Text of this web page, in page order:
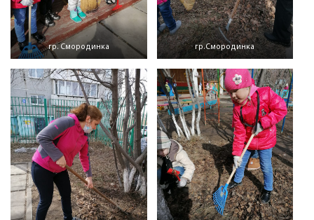
гр. Смородинка гр.Смородинка